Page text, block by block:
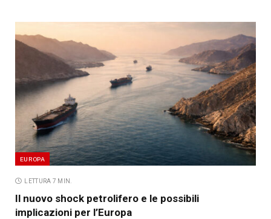
EUROPA
LETTURA 7 MIN.
Il nuovo shock petrolifero e le possibili
implicazioni per l’Europa